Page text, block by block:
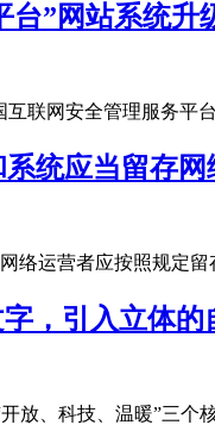
台”网站系统升
联网安全管理服务平
统应当留存网
络运营者应按照规定
，引入立体的
放、科技、温暖”三个